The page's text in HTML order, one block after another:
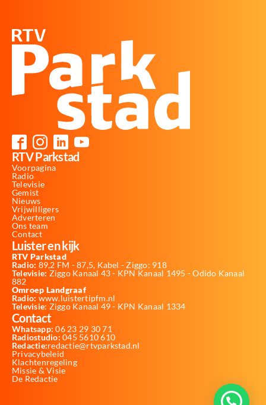
RTV Parkstad
Voorpagina
Radio
Televisie
Gemist
Nieuws
Vrijwilligers
Adverteren
Ons team
Contact
Luister en kijk
RTV Parkstad
Radio: 89,2 FM - 87,5, Kabel - Ziggo: 918
Televisie: Ziggo Kanaal 43 - KPN Kanaal 1495 - Odido Kanaal
882
Omroep Landgraaf
Radio: www.luistertipfm.nl
Televisie: Ziggo Kanaal 49 - KPN Kanaal 1334
Contact
Whatsapp: 06 23 29 30 71
Radiostudio: 045 5610 610
Redactie:redactie@rtvparkstad.nl
Privacybeleid
Klachtenregeling
Missie & Visie
De Redactie